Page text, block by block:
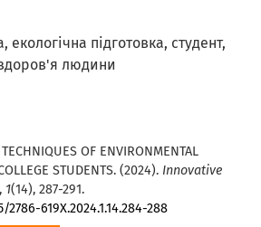
екологічна підготовка, студент,
людини
OF ENVIRONMENTAL
STUDENTS. (2024). Innovative
, 1(14), 287-291.
619X.2024.1.14.284-288